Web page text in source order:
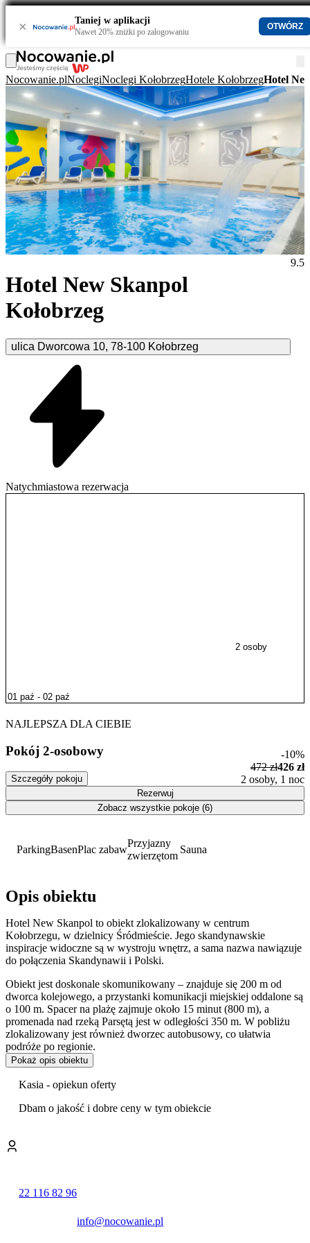
× Taniej w aplikacji
Nawet 20% zniżki po zalogowaniu
OTWÓRZ
Nocowanie.plNoclegiNoclegi KołobrzegHotele KołobrzegHotel
Hotel New Skanpol
Kołobrzeg
ulica Dworcowa 10, 78-100 Kołobrzeg
9.5
Natychmiastowa rezerwacja
ParkingBasenPlac zabaw
Przyjazny
zwierzętom
Sauna
Opis obiektu
Hotel New Skanpol to obiekt zlokalizowany w centrum
Kołobrzegu, w dzielnicy Śródmieście. Jego skandynawskie
inspiracje widoczne są w wystroju wnętrz, a sama nazwa nawiązuje
do połączenia Skandynawii i Polski.
Obiekt jest doskonale skomunikowany – znajduje się 200 m od
dworca kolejowego, a przystanki komunikacji miejskiej oddalone są
o 100 m. Spacer na plażę zajmuje około 15 minut (800 m), a
promenada nad rzeką Parsętą jest w odległości 350 m. W pobliżu
zlokalizowany jest również dworzec autobusowy, co ułatwia
podróże po regionie.
Oferta noclegowa hotelu obejmuje 170 pokoi 1-osobowych i 2-
osobowych, w tym warianty Deluxe z klimatyzacją oraz Deluxe
telewizor, telefon, bezpłatny dostęp do internetu Wi-Fi oraz
Goście mają do dyspozycji nowoczesne
W skład strefy wchodzi
Wellness Center oferuje dodatkowo bogatą gamę płatnych
zabiegów, takich jak masaże, kąpiele borowinowe, a także usługi
Pokaż opis obiektu
Kasia - opiekun oferty
Dbam o jakość i dobre ceny w tym obiekcie
22 116 82 96
info@nocowanie.pl
2 osoby
NAJLEPSZA DLA CIEBIE
Pokój 2-osobowy
Szczegóły pokoju
-10%
472 zł426 zł
2 osoby, 1 noc
Rezerwuj
Zobacz wszystkie pokoje (6)